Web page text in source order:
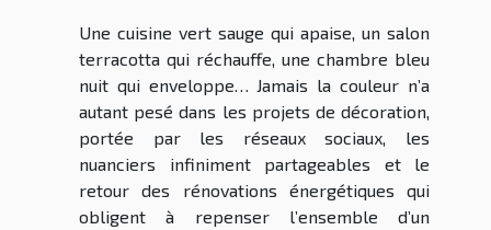
Une cuisine vert sauge qui apaise, un salon
terracotta qui réchauffe, une chambre bleu
nuit qui enveloppe… Jamais la couleur n’a
autant pesé dans les projets de décoration,
portée par les réseaux sociaux, les
nuanciers infiniment partageables et le
retour des rénovations énergétiques qui
obligent à repenser l’ensemble d’un